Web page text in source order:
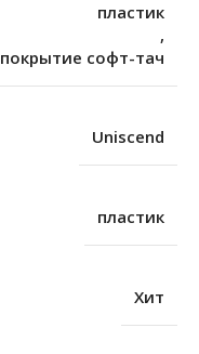
пластик
,
покрытие софт-тач
Uniscend
пластик
Хит